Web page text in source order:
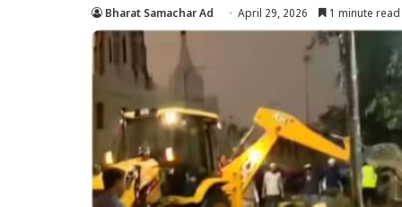
Bharat Samachar Ad April 29, 2026 1 minute read